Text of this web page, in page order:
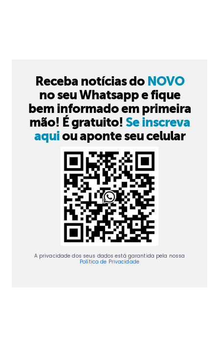
Receba notícias do NOVO
no seu Whatsapp e fique
bem informado em primeira
mão! É gratuito! Se inscreva
aquiou aponte seu celular
A privacidade dos seus dados está garantida pela nossa
Política de Privacidade